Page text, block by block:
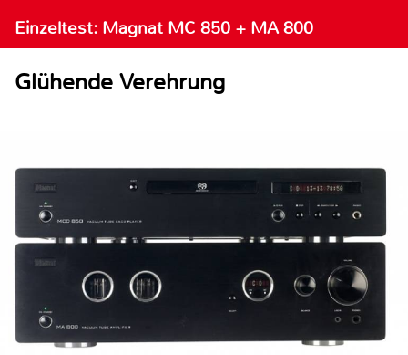
Einzeltest: Magnat MC 850 + MA 800
Glühende Verehrung